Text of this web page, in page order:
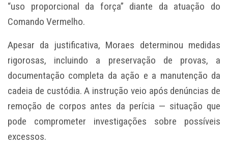
“uso proporcional da força” diante da atuação do
Comando Vermelho.
Apesar da justificativa, Moraes determinou medidas
rigorosas, incluindo a preservação de provas, a
documentação completa da ação e a manutenção da
cadeia de custódia. A instrução veio após denúncias de
remoção de corpos antes da perícia — situação que
pode comprometer investigações sobre possíveis
excessos.